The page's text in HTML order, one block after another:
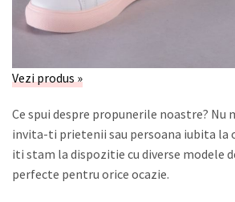
Vezi produs »
Ce spui despre propunerile noastre? Nu
invita-ti prietenii sau persoana iubita la
iti stam la dispozitie cu diverse modele
perfecte pentru orice ocazie.